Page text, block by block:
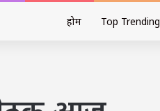
होम Top Trending